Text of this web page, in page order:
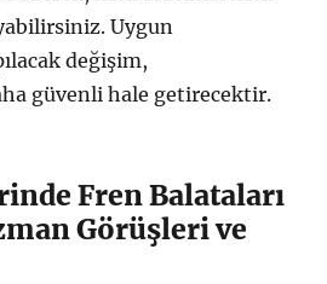
Uygun
değişim,
güvenli hale getirecektir.
Fren Balataları
Görüşleri ve